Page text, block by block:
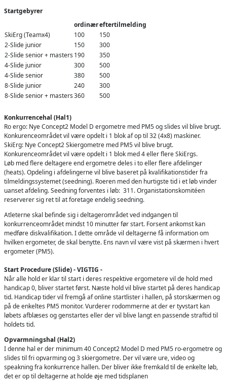
Startgebyrer
ordinæreftertilmelding
SkiErg (Teamx4)
100
150
2-Slide junior
150
300
2-Slide senior + masters 190
350
4-Slide junior
300
500
4-Slide senior
380
500
8-Slide junior
240
300
8-Slide senior + masters360 500
Konkurrencehal (Hal1)
Ro ergo: Nye Concept2 Model D ergometre med PM5 og slides vil blive brugt.
Konkurenceområdet vil være opdelt i 1 blok af op til 32 (4x8) maskiner.
SkiErg: Nye Concept2 Skiergometre med PM5 vil blive brugt.
Konkurenceområdet vil være opdelt i 1 blok med 4 eller flere SkiErgs.
Løb med flere deltagere end ergometre deles i to eller flere afdelinger
(heats). Opdeling i afdelingerne vil blive baseret på kvalifikationstider fra
tilmeldingssystemet (seedning). Roeren med den hurtigste tid i et løb vinder
uanset afdeling. Seedning forventes i løb: 311. Organistationskomitéen
reserverer sig ret til at foretage endelig seedning.
Atleterne skal befinde sig i deltagerområdet ved indgangen til
konkurrenceområdet mindst 10 minutter før start. Forsent ankomst kan
medføre diskvalifikation. I dette område vil deltagerne få information om
hvilken ergometer, de skal benytte. Ens navn vil være vist på skærmen i hvert
ergometer (PM5).
Start Procedure (Slide) - VIGTIG -
Når alle hold er klar til start i deres respektive ergometere vil de hold med
handicap 0, bliver startet først. Næste hold vil blive startet på deres handicap
tid. Handicap tider vil fremgå af online startlister i hallen, på storskærmen og
på de enkeltes PM5 monitor. Vurderer rodommerne at der er tyvstart kan
løbets afblæses og genstartes eller der vil blive langt en passende straftid til
holdets tid.
Opvarmningshal (Hal2)
I denne hal er der minimum 40 Concept2 Model D med PM5 ro-ergometre og
slides til fri opvarming og 3 skiergometre. Der vil være ure, video og
speakning fra konkurrence hallen. Der bliver ikke fremkald til de enkelte løb,
det er op til deltagerne at holde øje med tidsplanen